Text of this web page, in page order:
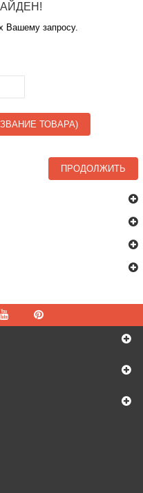
Вашему запросу.
ТОВАРА)
ПРОДОЛЖИТЬ